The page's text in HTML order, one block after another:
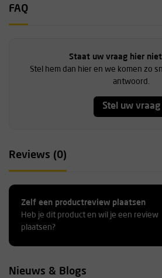
FAQ
Staat uw vraag hier
Stel hem dan hier en we komen zo
antwoord.
Stel uw vraag
Reviews (0)
Zelf een productreview plaatsen
Heb je dit product en wil je een review
plaatsen?
Nieuws & Blogs